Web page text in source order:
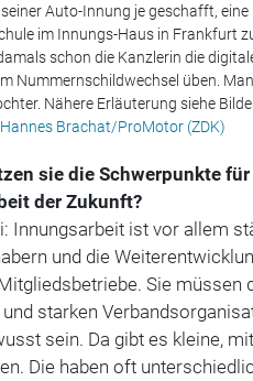
Auto-Innung je geschafft,
im Innungs-Haus in Frankfurt
schon die Kanzlerin die
Nummernschildwechsel üben.
Nähere Erläuterung siehe
Brachat/ProMotor (ZDK)
sie die Schwerpunkte
der Zukunft?
Innungsarbeit ist vor allem
und die
Sie müssen
starken
sein. Da gibt es kleine,
Die haben oft